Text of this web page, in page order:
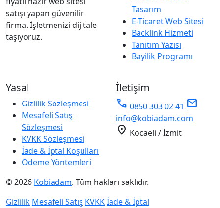
satışı yapan güvenilir
firma. İşletmenizi dijitale
taşıyoruz.
Tasarım
E-Ticaret Web Sitesi
Backlink Hizmeti
Tanıtım Yazısı
Bayilik Programı
Yasal
Gizlilik Sözleşmesi
Mesafeli Satış
Sözleşmesi
KVKK Sözleşmesi
İade & İptal Koşulları
Ödeme Yöntemleri
İletişim
phone 0850 303 02 41 mail
info@kobiadam.com
location_on Kocaeli / İzmit
© 2026 Kobiadam. Tüm hakları saklıdır.
Gizlilik Mesafeli Satış KVKKİade & İptal